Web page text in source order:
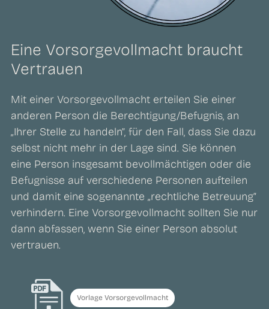
Eine Vorsorgevollmacht braucht
Vertrauen
Mit einer Vorsorgevollmacht erteilen Sie einer
anderen Person die Berechtigung/Befugnis, an
„Ihrer Stelle zu handeln”, für den Fall, dass Sie dazu
selbst nicht mehr in der Lage sind. Sie können
eine Person insgesamt bevollmächtigen oder die
Befugnisse auf verschiedene Personen aufteilen
und damit eine sogenannte „rechtliche Betreuung”
verhindern. Eine Vorsorgevollmacht sollten Sie nur
dann abfassen, wenn Sie einer Person absolut
vertrauen.
Vorlage Vorsorgevollmacht